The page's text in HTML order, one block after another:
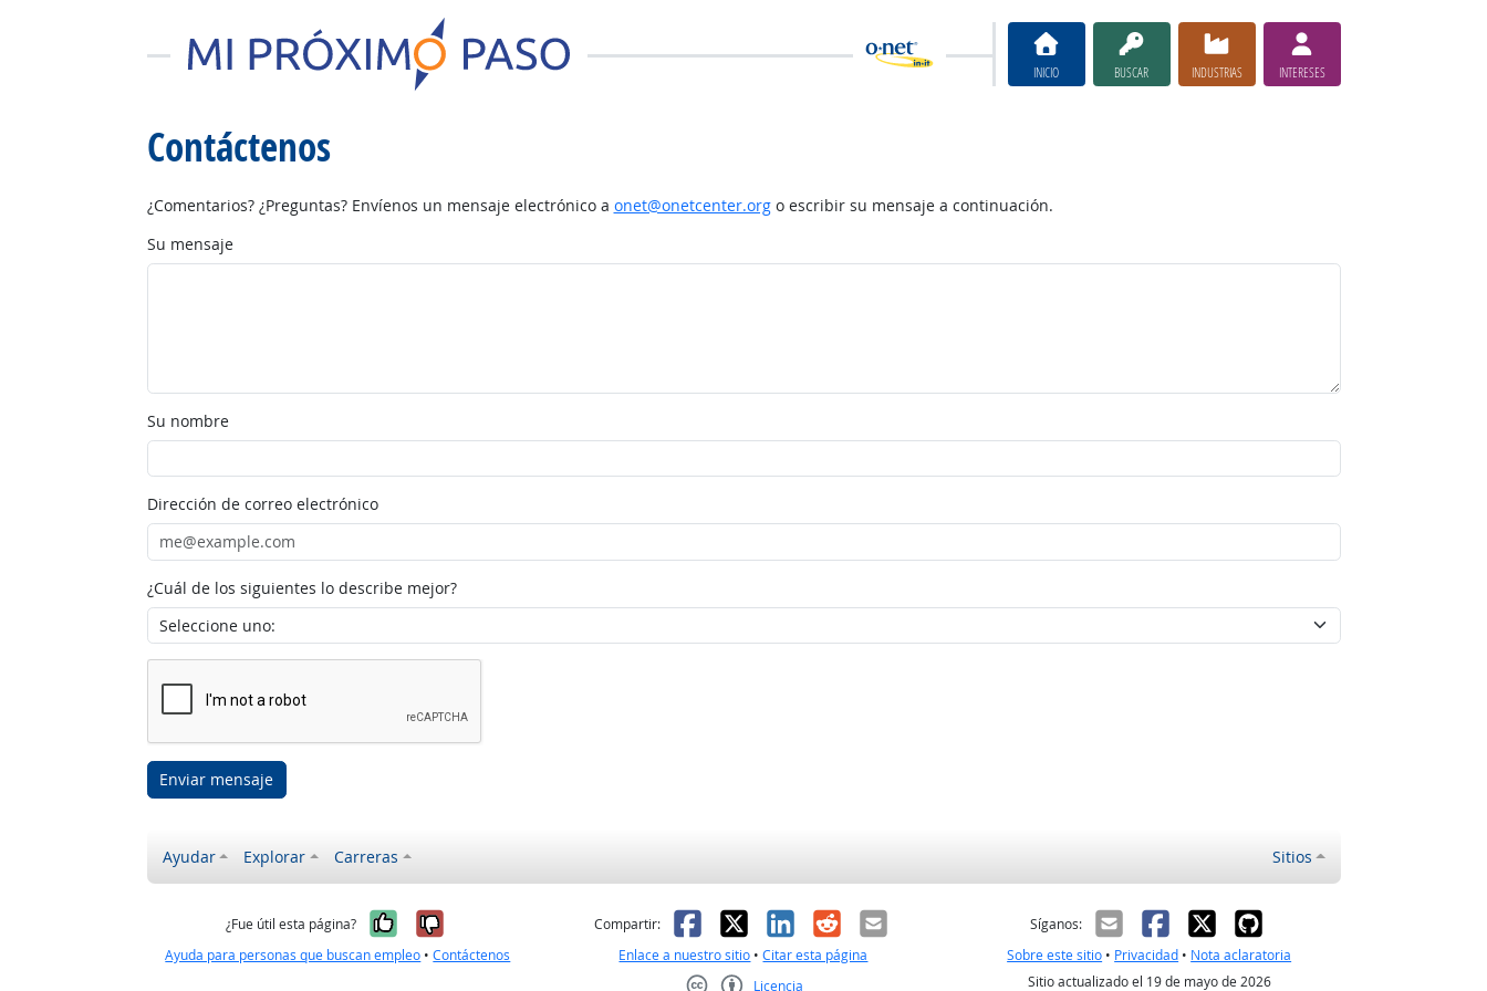
INICIO BUSCAR INDUSTRIAS INTERESES
Contáctenos
¿Comentarios? ¿Preguntas? Envíenos un mensaje electrónico a onet@onetcenter.orgo escribir su mensaje a continuación.
Su mensaje
Su nombre
Dirección de correo electrónico
¿Cuál de los siguientes lo describe mejor?
Enviar mensaje
Ayudar Explorar Carreras Sitios
¿Fue útil esta página? Sí, fue útil
No, no fue útil
Ayuda para personas que buscan empleo •Contáctenos
Compartir: Facebook
X LinkedIn
RedditCorreo electrónico
Enlace a nuestro sitio •Citar esta página
Licencia
Síganos:
Sobre este sitio • Privacidad • Nota aclaratoria
Sitio actualizado el 19 de mayo de 2026